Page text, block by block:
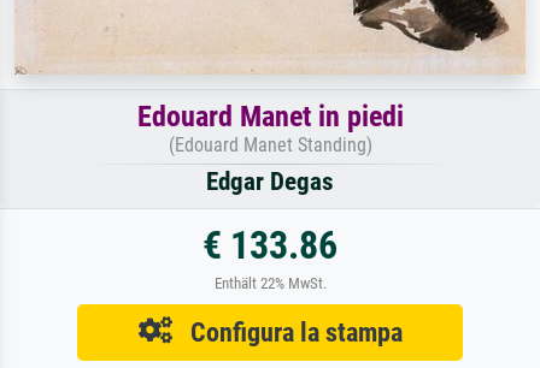
Edouard Manet in piedi
(Edouard Manet Standing)
Edgar Degas
€ 133.86
Enthält 22% MwSt.
Configura la stampa